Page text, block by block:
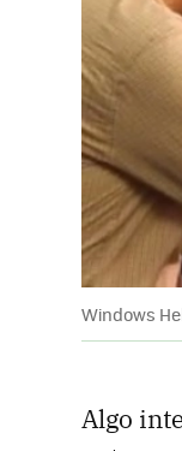
Windows
Algo